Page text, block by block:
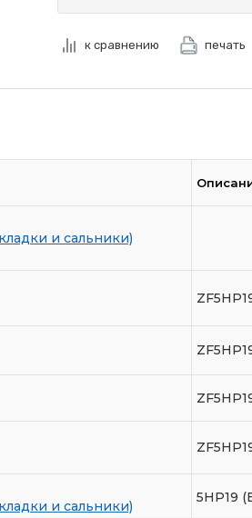
к сравнению печать
и сальники)
и сальники)
5HP19